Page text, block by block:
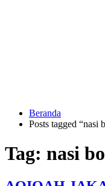
HUBUNGI
KAMI
Beranda
Posts tagged “nasi
Tag: nasi